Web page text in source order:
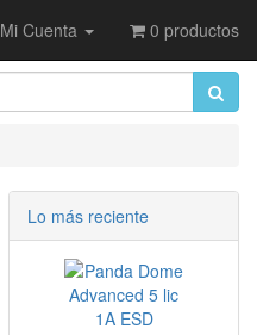
Mi Cuenta 0 productos
Lo más reciente